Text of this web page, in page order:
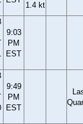
1.4 kt
9:03
PM
EST
9:49
PM
EST